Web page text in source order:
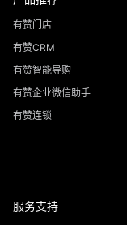
有赞门店
有赞CRM
有赞智能导购
有赞企业微信助手
有赞连锁
服务支持